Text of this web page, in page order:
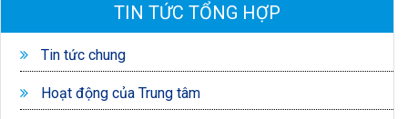
TIN TỨC TỔNG HỢP
Tin tức chung
Hoạt động của Trung tâm